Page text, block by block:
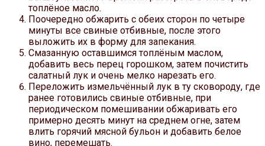
топлёное масло.
Поочередно обжарить с обеих сторон по четыре
минуты все свиные отбивные, после этого
выложить их в форму для запекания.
Смазанную оставшимся топлёным маслом,
добавить весь перец горошком, затем почистить
салатный лук и очень мелко нарезать его.
Переложить измельчённый лук в ту сковороду, где
ранее готовились свиные отбивные, при
периодическом помешивании обжаривать его
примерно десять минут на среднем огне, затем
влить горячий мясной бульон и добавить белое
вино, перемешать.